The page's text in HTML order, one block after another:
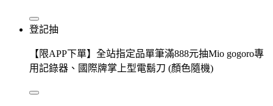
登記抽
【限APP下單】全站指定品單筆滿888元抽Mio gogoro專
用記錄器、國際牌掌上型電鬍刀 (顏色隨機)